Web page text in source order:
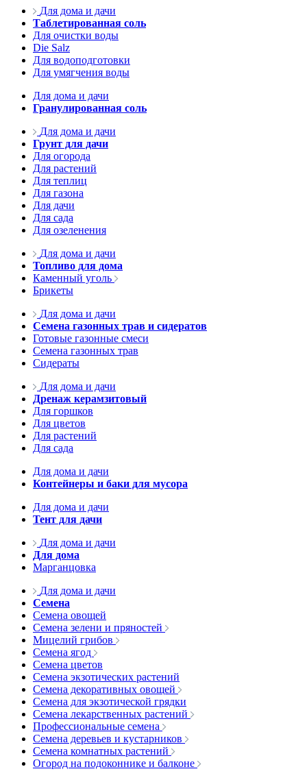
Для дома и дачи
Таблетированная соль
Для очистки воды
Die Salz
Для водоподготовки
Для умягчения воды
Для дома и дачи
Гранулированная соль
Для дома и дачи
Грунт для дачи
Для огорода
Для растений
Для теплиц
Для газона
Для дачи
Для сада
Для озеленения
Для дома и дачи
Топливо для дома
Каменный уголь
Брикеты
Для дома и дачи
Семена газонных трав и сидератов
Готовые газонные смеси
Семена газонных трав
Сидераты
Для дома и дачи
Дренаж керамзитовый
Для горшков
Для цветов
Для растений
Для сада
Для дома и дачи
Контейнеры и баки для мусора
Для дома и дачи
Тент для дачи
Для дома и дачи
Для дома
Марганцовка
Для дома и дачи
Семена
Семена овощей
Семена зелени и пряностей
Мицелий грибов
Семена ягод
Семена цветов
Семена экзотических растений
Семена декоративных овощей
Семена для экзотической грядки
Семена лекарственных растений
Профессиональные семена
Семена деревьев и кустарников
Семена комнатных растений
Огород на подоконнике и балконе